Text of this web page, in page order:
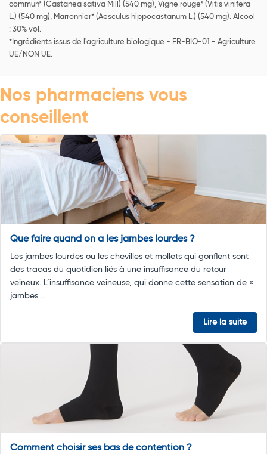
commun* (Castanea sativa Mill) (540 mg), Vigne rouge* (Vitis vinifera
L.) (540 mg), Marronnier* (Aesculus hippocastanum L.) (540 mg). Alcool
: 30% vol.
*Ingrédients issus de l'agriculture biologique - FR-BIO-01 - Agriculture
UE/NON UE.
Nos pharmaciens vous
conseillent
Que faire quand on a les jambes lourdes ?
Les jambes lourdes ou les chevilles et mollets qui gonflent sont
des tracas du quotidien liés à une insuffisance du retour
veineux. L’insuffisance veineuse, qui donne cette sensation de «
jambes ...
Lire la suite
Comment choisir ses bas de contention ?